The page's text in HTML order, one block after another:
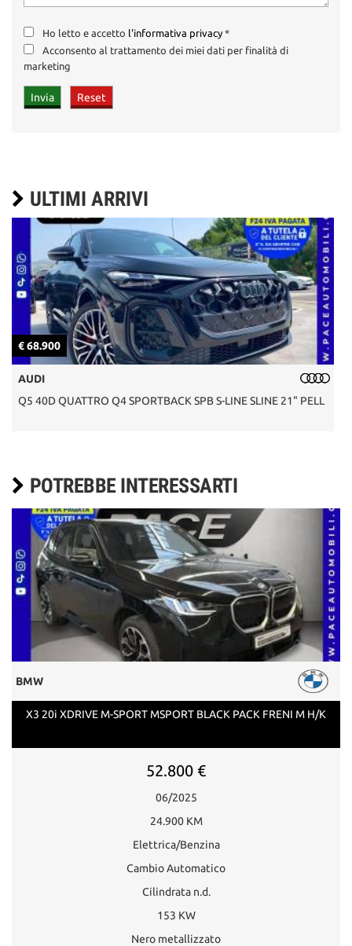
Ho letto e accetto l'informativa privacy*
Acconsento al trattamento dei miei dati per finalità di
marketing
ULTIMI ARRIVI
€ 68.900
AUDI
Q5 40D QUATTRO Q4 SPORTBACK SPB S-LINE SLINE 21" PELL
POTREBBE INTERESSARTI
BMW
X3 20i XDRIVE M-SPORT MSPORT BLACK PACK FRENI M H/K
52.800 €
06/2025
24.900 KM
Elettrica/Benzina
Cambio Automatico
Cilindrata n.d.
153 KW
Nero metallizzato